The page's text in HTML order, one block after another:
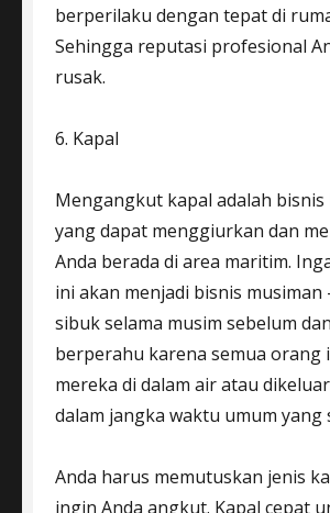
berperilaku dengan tepat di
Sehingga reputasi profesional
rusak.
6. Kapal
Mengangkut kapal adalah bisnis
yang dapat menggiurkan dan
Anda berada di area maritim.
ini akan menjadi bisnis musiman
sibuk selama musim sebelum
berperahu karena semua orang
mereka di dalam air atau
dalam jangka waktu umum yang
Anda harus memutuskan jenis
ingin Anda angkut. Kapal cepat